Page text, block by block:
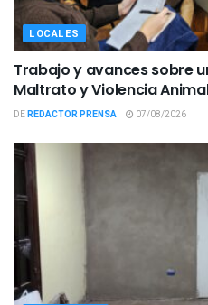
LOCALES
Trabajo y avances sobre
Maltrato y Violencia
DEREDACTOR PRENSA 07/08/2026